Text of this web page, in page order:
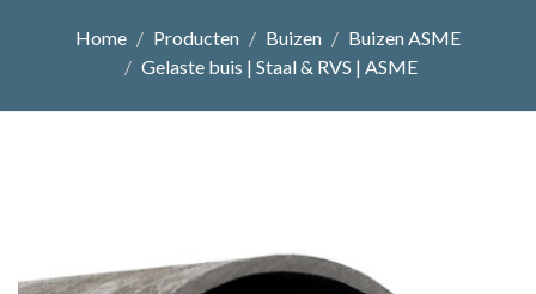
Home Producten Buizen
Buizen ASME
Gelaste buis | Staal & RVS | ASME